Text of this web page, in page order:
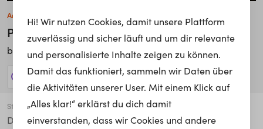
Annelie Schaefler
Product Manager
bei Zumtobel Group AG
27 Jobs anzeigen!
Stadt
Dornbirn
Hi! Wir nutzen Cookies, damit unsere Plattform
zuverlässig und sicher läuft und um dir relevante
und personalisierte Inhalte zeigen zu können.
Damit das funktioniert, sammeln wir Daten über
die Aktivitäten unserer User. Mit einem Klick auf
„Alles klar!“ erklärst du dich damit
einverstanden, dass wir Cookies und andere